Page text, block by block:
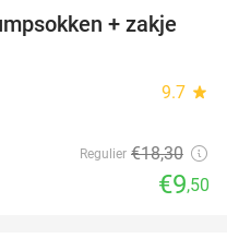
48%
+ zakje
9.7 star
Regulier €18,30
€9,50